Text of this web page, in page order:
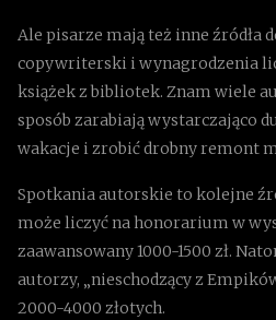
Ale pisarze mają też inne źródła
copywriterski i wynagrodzenia
książek z bibliotek. Znam wiele
sposób zarabiają wystarczająco
wakacje i zrobić drobny remont
Spotkania autorskie to kolejne
może liczyć na honorarium w
zaawansowany 1000-1500 zł.
autorzy, „nieschodzący z
2000-4000 złotych.